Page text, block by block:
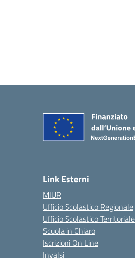
Link Esterni
MIUR
Ufficio Scolastico Regionale
Ufficio Scolastico Territoriale
Scuola in Chiaro
Iscrizioni On Line
Invalsi